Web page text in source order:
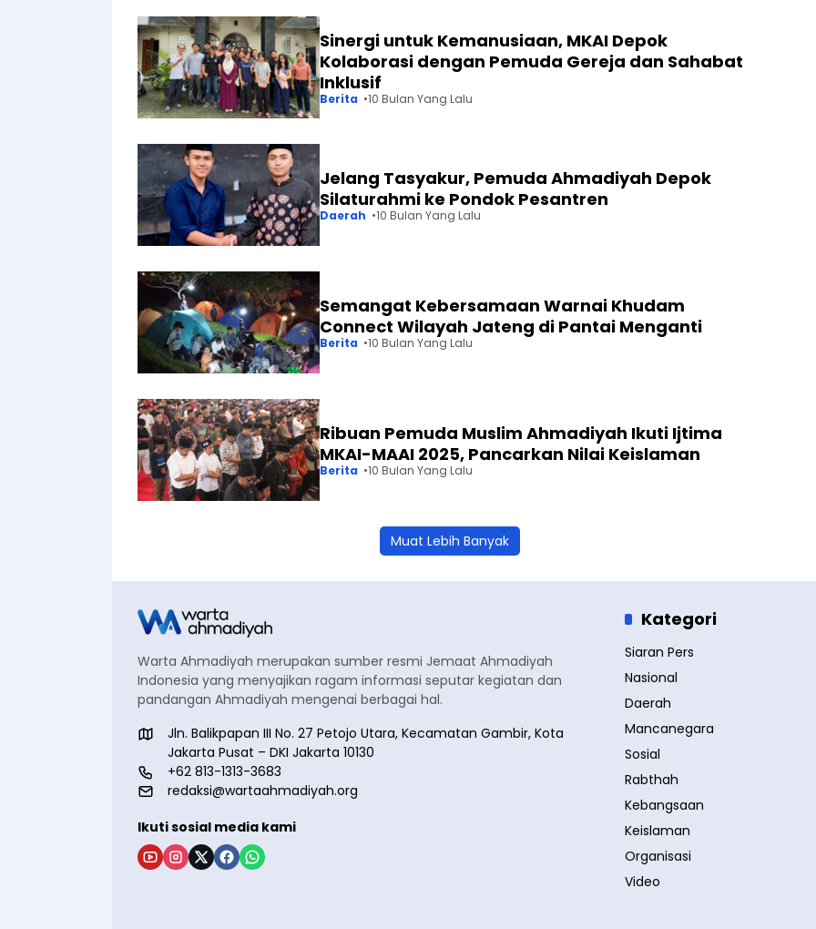
Sinergi untuk Kemanusiaan, MKAI Depok
Kolaborasi dengan Pemuda Gereja dan Sahabat
Inklusif
Berita 10 Bulan Yang Lalu
Jelang Tasyakur, Pemuda Ahmadiyah Depok
Silaturahmi ke Pondok Pesantren
Daerah 10 Bulan Yang Lalu
Semangat Kebersamaan Warnai Khudam
Connect Wilayah Jateng di Pantai Menganti
Berita 10 Bulan Yang Lalu
Ribuan Pemuda Muslim Ahmadiyah Ikuti Ijtima
MKAI-MAAI 2025, Pancarkan Nilai Keislaman
Berita 10 Bulan Yang Lalu
Muat Lebih Banyak
Warta Ahmadiyah merupakan sumber resmi Jemaat Ahmadiyah
Indonesia yang menyajikan ragam informasi seputar kegiatan dan
pandangan Ahmadiyah mengenai berbagai hal.
Jln. Balikpapan III No. 27 Petojo Utara, Kecamatan Gambir, Kota
Jakarta Pusat – DKI Jakarta 10130
+62 813-1313-3683
redaksi@wartaahmadiyah.org
Ikuti sosial media kami
Kategori
Siaran Pers
Nasional
Daerah
Mancanegara
Sosial
Rabthah
Kebangsaan
Keislaman
Organisasi
Video